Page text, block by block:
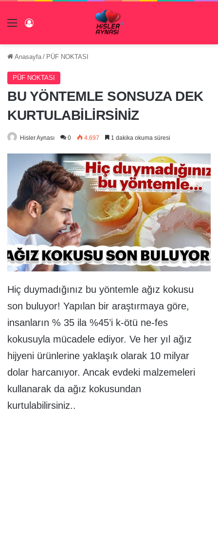
Menü
Anasayfa / PÜF NOKTASI
PÜF NOKTASI
BU YÖNTEMLE SONSUZA DEK
KURTULABİLİRSİNİZ
Hisler Aynası 0 4.697 1 dakika okuma süresi
Hiç duymadığınız bu yöntemle ağız kokusu
son buluyor! Yapılan bir araştırmaya göre,
insanların % 35 ila %45’i k-ötü ne-fes
kokusuyla mücadele ediyor. Ve her yıl ağız
hijyeni ürünlerine yaklaşık olarak 10 milyar
dolar harcanıyor. Ancak evdeki malzemeleri
kullanarak da ağız kokusundan
kurtulabilirsiniz..